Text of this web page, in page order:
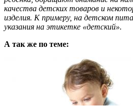
качества детских товаров и
изделия. К примеру, на детском
указания на этикетке «детский».
А так же по теме: